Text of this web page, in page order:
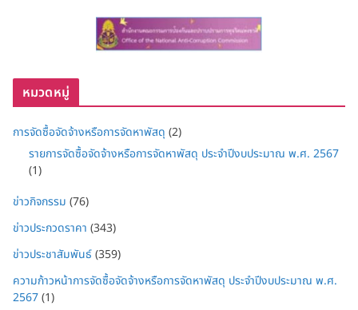
หมวดหมู่
การจัดซื้อจัดจ้างหรือการจัดหาพัสดุ (2)
รายการจัดซื้อจัดจ้างหรือการจัดหาพัสดุ ประจำปีงบประมาณ พ.ศ. 2567
(1)
ข่าวกิจกรรม (76)
ข่าวประกวดราคา (343)
ข่าวประชาสัมพันธ์(359)
ความก้าวหน้าการจัดซื้อจัดจ้างหรือการจัดหาพัสดุ ประจำปีงบประมาณ พ.ศ.
2567(1)